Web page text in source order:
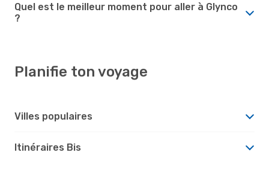
Quel est le meilleur moment pour aller à Glynco
?
Planifie ton voyage
Villes populaires
Itinéraires Bis